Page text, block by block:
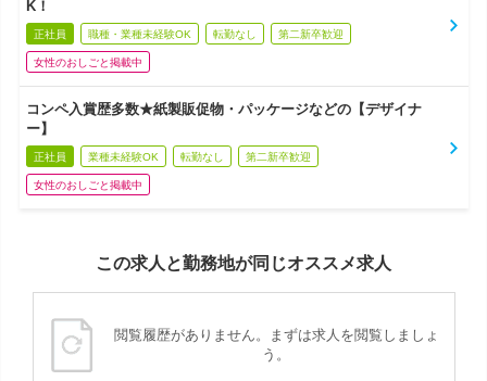
K！
正社員 職種・業種未経験OK 転勤なし 第二新卒歓迎
女性のおしごと掲載中
コンペ入賞歴多数★紙製販促物・パッケージなどの【デザイナ
ー】
正社員 業種未経験OK 転勤なし 第二新卒歓迎
女性のおしごと掲載中
この求人と勤務地が同じオススメ求人
閲覧履歴がありません。まずは求人を閲覧しましょ
う。